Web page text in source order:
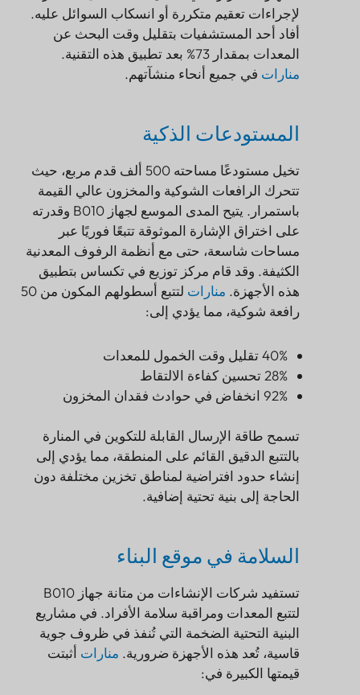
لإجراءات تعقيم متكررة أو انسكاب السوائل عليه.
أفاد أحد المستشفيات بتقليل وقت البحث عن
المعدات بمقدار 73% بعد تطبيق هذه التقنية.
منارات في جميع أنحاء منشآتهم.
المستودعات الذكية
تخيل مستودعًا مساحته 500 ألف قدم مربع، حيث
تتحرك الرافعات الشوكية والمخزون عالي القيمة
باستمرار. يتيح المدى الموسع لجهاز B010 وقدرته
على اختراق الإشارة الموثوقة تتبعًا فوريًا عبر
مساحات شاسعة، حتى مع أنظمة الرفوف المعدنية
الكثيفة. وقد قام مركز توزيع في تكساس بتطبيق
هذه الأجهزة. منارات
لتتبع أسطولهم المكون من 50
رافعة شوكية، مما يؤدي إلى:
40% تقليل وقت الخمول للمعدات
28% تحسين كفاءة الالتقاط
92% انخفاض في حوادث فقدان المخزون
تسمح طاقة الإرسال القابلة للتكوين في المنارة
بالتتبع الدقيق القائم على المنطقة، مما يؤدي إلى
إنشاء حدود افتراضية لمناطق تخزين مختلفة دون
الحاجة إلى بنية تحتية إضافية.
السلامة في موقع البناء
تستفيد شركات الإنشاءات من متانة جهاز B010
لتتبع المعدات ومراقبة سلامة الأفراد. في مشاريع
البنية التحتية الضخمة التي تُنفذ في ظروف جوية
قاسية، تُعد هذه الأجهزة ضرورية. منارات أثبتت
قيمتها الكبيرة في: